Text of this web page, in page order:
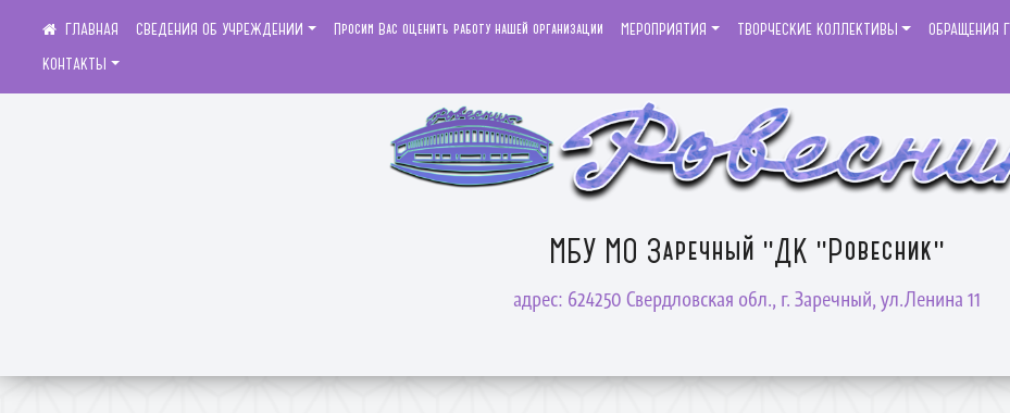
МБУ МО Заречный "ДК "Ровесник"
адрес: 624250 Свердловская обл., г. Заречный, ул.Ленина 11
СВЕДЕНИЯ ОБ УЧРЕЖДЕНИИ Просим Вас оценить работу нашей организации МЕРОПРИЯТИЯ ТВОРЧЕСКИЕ КОЛЛЕКТИВЫ ОБРАЩЕНИЯ
КОНТАКТЫ